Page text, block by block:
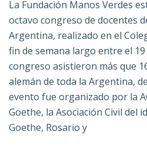
La Fundación Manos Verdes
octavo congreso de docentes
Argentina, realizado en el
fin de semana largo entre el 19
congreso asistieron más que
alemán de toda la Argentina,
evento fue organizado por la
Goethe, la Asociación Civil del
Goethe, Rosario y